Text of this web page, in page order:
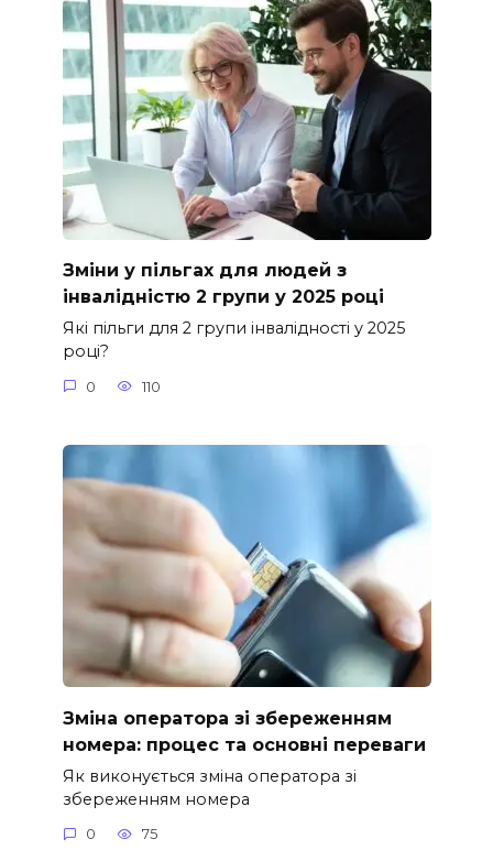
Зміни у пільгах для людей з
інвалідністю 2 групи у 2025 році
Які пільги для 2 групи інвалідності у 2025
році?
0 110
Зміна оператора зі збереженням
номера: процес та основні переваги
Як виконується зміна оператора зі
збереженням номера
0 75